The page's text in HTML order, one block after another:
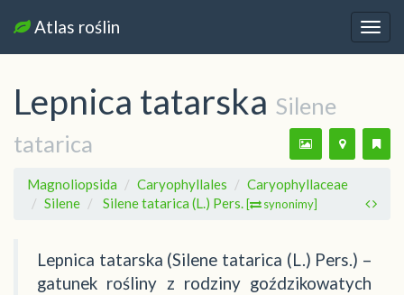
Atlas roślin
Lepnica tatarska Silene
tatarica
Magnoliopsida Caryophyllales
Caryophyllaceae
Silene
Silene tatarica (L.) Pers. [ synonimy]
Lepnica tatarska (Silene tatarica (L.) Pers.) –
gatunek rośliny z rodziny goździkowatych